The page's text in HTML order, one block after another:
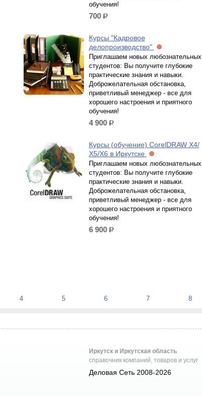
обучения!
700 р.
Курсы "Кадровое
делопроизводство"
Приглашаем новых любознательных
студентов: Вы получите глубокие
практические знания и навыки.
Доброжелательная обстановка,
приветливый менеджер - все для
хорошего настроения и приятного
обучения!
4 900 р.
Курсы (обучение) CorelDRAW X4/
Х5/Х6 в Иркутске
Приглашаем новых любознательных
студентов: Вы получите глубокие
практические знания и навыки.
Доброжелательная обстановка,
приветливый менеджер - все для
хорошего настроения и приятного
обучения!
6 900 р.
4 5 6 7 8
Иркутск и Иркутская область
справочник компаний, товаров и услуг
Деловая Сеть 2008-2026